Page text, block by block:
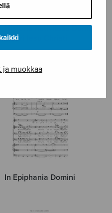
ja muokkaa
Historia nativitatis Domini
nostri Iesu Christi
In Epiphania Domini